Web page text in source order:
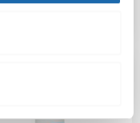
Lisää ostoskoriin